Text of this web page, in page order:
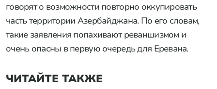
говорят о возможности повторно оккупировать
часть территории Азербайджана. По его словам,
такие заявления попахивают реваншизмом и
очень опасны в первую очередь для Еревана.
ЧИТАЙТЕ ТАКЖЕ